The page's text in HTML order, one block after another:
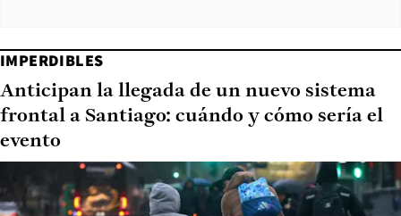
IMPERDIBLES
Anticipan la llegada de un nuevo sistema
frontal a Santiago: cuándo y cómo sería el
evento